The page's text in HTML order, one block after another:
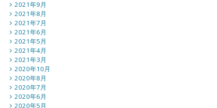
2021年9月
2021年8月
2021年7月
2021年6月
2021年5月
2021年4月
2021年3月
2020年10月
2020年8月
2020年7月
2020年6月
2020年5月